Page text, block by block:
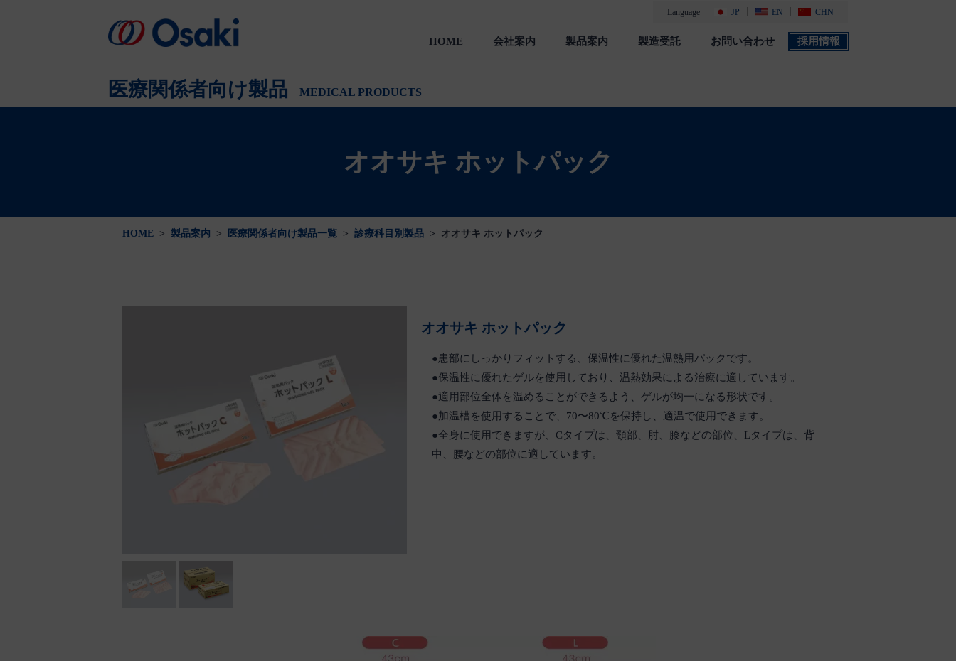
Language JP EN CHN
HOME
会社案内
製品案内
製造受託 お問い合わせ 採用情報
医療関係者向け製品 MEDICAL PRODUCTS
オオサキ ホットパック
HOME > 製品案内 > 医療関係者向け製品一覧 > 診療科目別製品 > オオサキ ホットパック
オオサキ ホットパック
●患部にしっかりフィットする、保温性に優れた温熱用パックです。
●保温性に優れたゲルを使用しており、温熱効果による治療に適しています。
●適用部位全体を温めることができるよう、ゲルが均一になる形状です。
●加温槽を使用することで、70〜80℃を保持し、適温で使用できます。
●全身に使用できますが、Cタイプは、頸部、肘、膝などの部位、Lタイプは、背
中、腰などの部位に適しています。